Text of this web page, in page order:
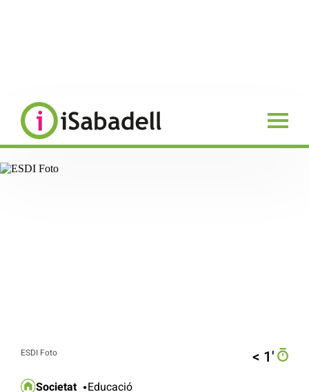
ESDI Foto < 1′
Societat Educació